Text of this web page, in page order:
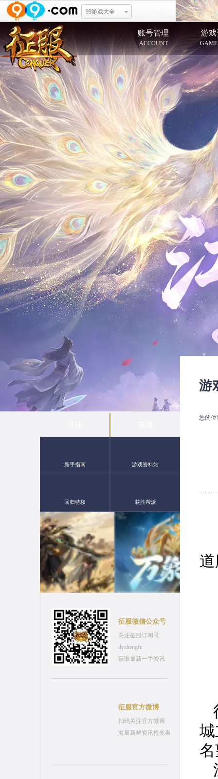
99游戏大全
账号管理
ACCOUNT
游
新手指南 游戏资料站
回归特权 获胜帮派
征服微信公众号
关注征服订阅号
dyzhengfu
获取最新一手资讯
征服官方微博
扫码关注官方微博
海量新鲜资讯抢先看
游
您的位